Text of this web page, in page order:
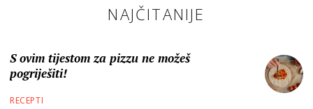
NAJČITANIJE
S ovim tijestom za pizzu ne možeš
pogriješiti!
RECEPTI